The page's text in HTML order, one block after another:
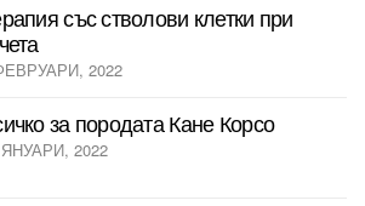
със стволови клетки при
2022
за породата Кане Корсо
ЯНУАРИ, 2022